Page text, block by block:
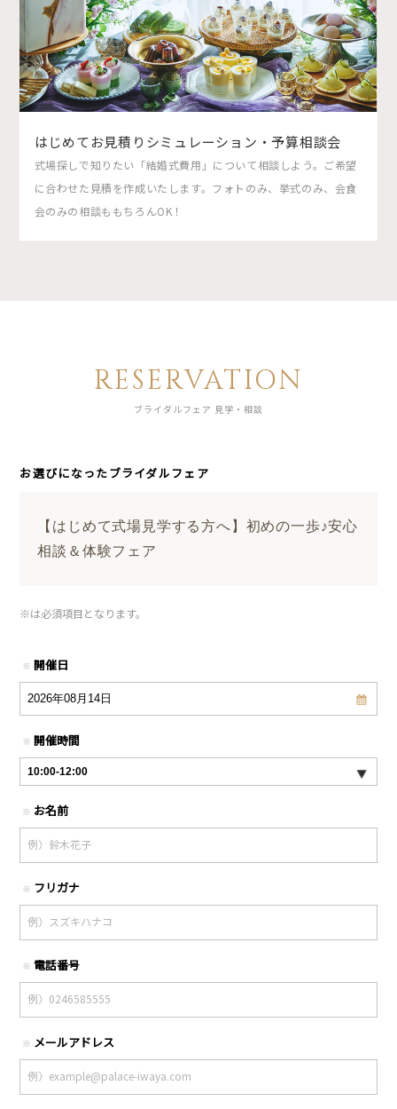
はじめてお見積りシミュレーション・予算相談会
式場探しで知りたい「結婚式費用」について相談しよう。ご希望
に合わせた見積を作成いたします。フォトのみ、挙式のみ、会食
会のみの相談ももちろんOK！
RESERVATION
ブライダルフェア 見学・相談
お選びになったブライダルフェア
【はじめて式場見学する方へ】初めの一歩♪安心
相談＆体験フェア
※は必須項目となります。
※ 開催日
※ 開催時間
※ お名前
※ フリガナ
※ 電話番号
※ メールアドレス